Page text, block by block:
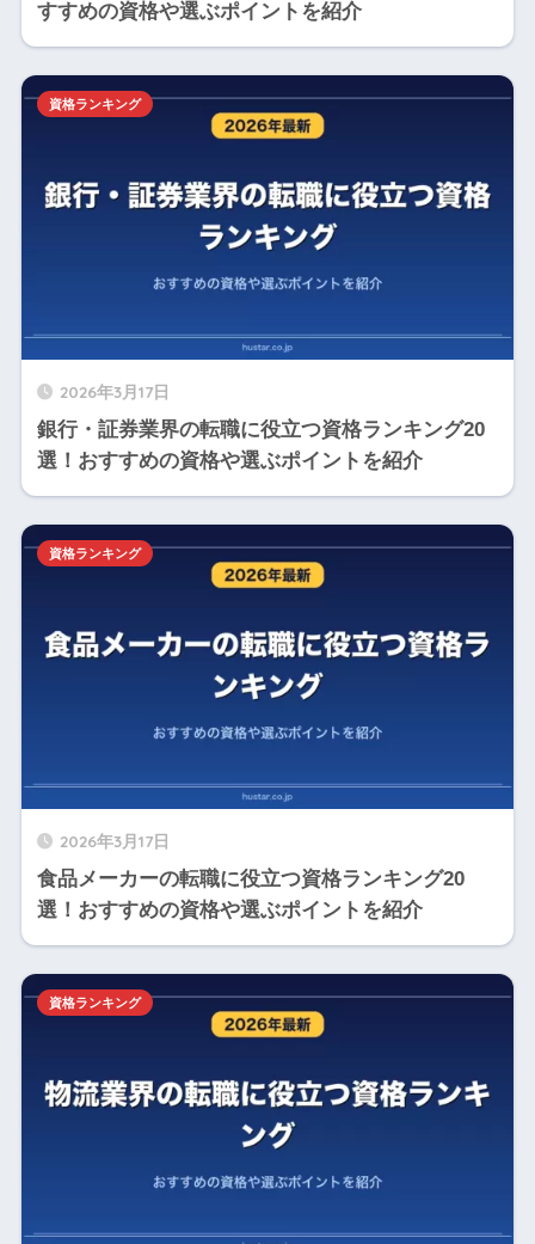
すすめの資格や選ぶポイントを紹介
2026年3月17日
銀行・証券業界の転職に役立つ資格ランキング20
選！おすすめの資格や選ぶポイントを紹介
資格ランキング
2026年3月17日
食品メーカーの転職に役立つ資格ランキング20
選！おすすめの資格や選ぶポイントを紹介
資格ランキング
資格ランキング